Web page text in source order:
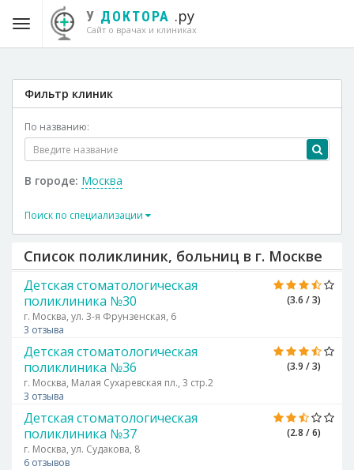
У ДОКТОРА .ру
Сайт о врачах и клиниках
Фильтр клиник
По названию:
В городе: Москва
Поиск по специализации
Список поликлиник, больниц в г. Москве
(3.6 / 3)
Детская стоматологическая
поликлиника №30
г. Москва, ул. 3-я Фрунзенская, 6
3 отзыва
(3.9 / 3)
Детская стоматологическая
поликлиника №36
г. Москва, Малая Сухаревская пл., 3 стр.2
3 отзыва
(2.8 / 6)
Детская стоматологическая
поликлиника №37
г. Москва, ул. Судакова, 8
6 отзывов